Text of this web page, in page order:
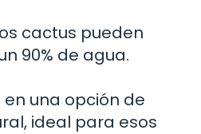
cactus pueden
90% de agua.
una opción de
ideal para esos